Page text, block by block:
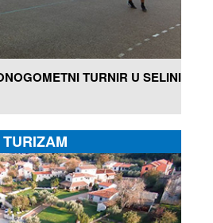
TURNIR U SELINI
TURIZAM